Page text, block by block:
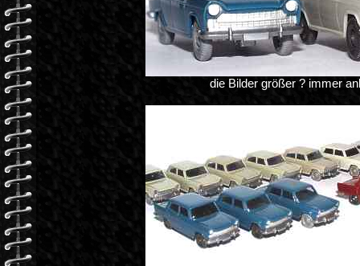
die Bilder größer ? immer